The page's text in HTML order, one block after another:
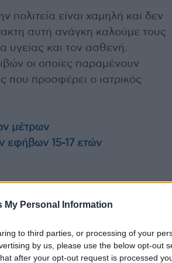
My Personal Information
to third parties, or processing of your
by us, please use the below opt-out
after your opt-out request is processed
πολιτεία είναι χαμηλή και δεν
αυτή ανάγκη καλούμε τους
υγείας και τον ασθενή.
οι οποίες παραμένουν
που προσφέρει ο ιατρικός
μέτρων
εφήβων 15-17 ετών
ΙΣΑ